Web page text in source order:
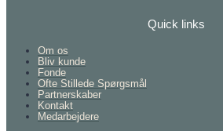
Quick links
Om os
Bliv kunde
Fonde
Ofte Stillede Spørgsmål
Partnerskaber
Kontakt
Medarbejdere